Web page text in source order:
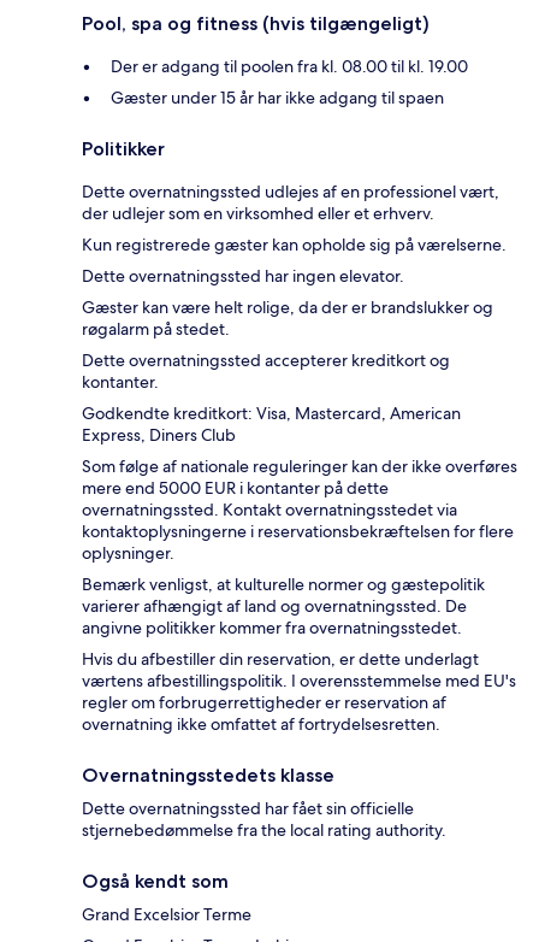
Pool, spa og fitness (hvis tilgængeligt)
Der er adgang til poolen fra kl. 08.00 til kl. 19.00
Gæster under 15 år har ikke adgang til spaen
Politikker
Dette overnatningssted udlejes af en professionel vært,
der udlejer som en virksomhed eller et erhverv.
Kun registrerede gæster kan opholde sig på værelserne.
Dette overnatningssted har ingen elevator.
Gæster kan være helt rolige, da der er brandslukker og
røgalarm på stedet.
Dette overnatningssted accepterer kreditkort og
kontanter.
Godkendte kreditkort: Visa, Mastercard, American
Express, Diners Club
Som følge af nationale reguleringer kan der ikke overføres
mere end 5000 EUR i kontanter på dette
overnatningssted. Kontakt overnatningsstedet via
kontaktoplysningerne i reservationsbekræftelsen for flere
oplysninger.
Bemærk venligst, at kulturelle normer og gæstepolitik
varierer afhængigt af land og overnatningssted. De
angivne politikker kommer fra overnatningsstedet.
Hvis du afbestiller din reservation, er dette underlagt
værtens afbestillingspolitik. I overensstemmelse med EU's
regler om forbrugerrettigheder er reservation af
overnatning ikke omfattet af fortrydelsesretten.
Overnatningsstedets klasse
Dette overnatningssted har fået sin officielle
stjernebedømmelse fra the local rating authority.
Også kendt som
Grand Excelsior Terme